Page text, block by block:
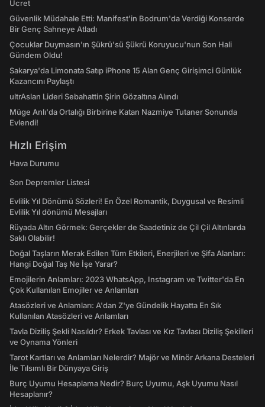
Ücret
Güvenlik Müdahale Etti: Manifest'in Bodrum'da Verdiği Konserde
Bir Genç Sahneye Atladı
Çocuklar Duymasın'ın Şükrü'sü Şükrü Koruyucu'nun Son Hali
Gündem Oldu!
Sakarya'da Limonata Satıp iPhone 15 Alan Genç Girişimci Günlük
Kazancını Paylaştı
ultrAslan Lideri Sebahattin Şirin Gözaltına Alındı
Müge Anlı'da Ortalığı Birbirine Katan Nazmiye Tutaner Sonunda
Evlendi!
Hızlı Erişim
Hava Durumu
Son Depremler Listesi
Evlilik Yıl Dönümü Sözleri! En Özel Romantik, Duygusal ve Resimli
Evlilik Yıl dönümü Mesajları
Rüyada Altın Görmek: Gerçekler de Saadetiniz de Çil Çil Altınlarda
Saklı Olabilir!
Doğal Taşların Merak Edilen Tüm Etkileri, Enerjileri ve Şifa Alanları:
Hangi Doğal Taş Ne İşe Yarar?
Emojilerin Anlamları: 2023 WhatsApp, Instagram ve Twitter'da En
Çok Kullanılan Emojiler ve Anlamları
Atasözleri ve Anlamları: A'dan Z'ye Gündelik Hayatta En Sık
Kullanılan Atasözleri ve Anlamları
Tavla Diziliş Şekli Nasıldır? Erkek Tavlası ve Kız Tavlası Diziliş Şekilleri
ve Oynama Yönleri
Tarot Kartları ve Anlamları Nelerdir? Majör ve Minör Arkana Desteleri
İle Tılsımlı Bir Dünyaya Giriş
Burç Uyumu Hesaplama Nedir? Burç Uyumu, Aşk Uyumu Nasıl
Hesaplanır?